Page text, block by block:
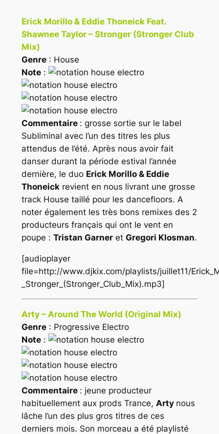
Erick Morillo & Eddie Thoneick Feat.
Shawnee Taylor – Stronger (Stronger Club
Mix)
Genre: House
Note:
Commentaire : grosse sortie sur le label
Subliminal avec l’un des titres les plus
attendus de l’été. Après nous avoir fait
danser durant la période estival l’année
dernière, le duo Erick Morillo & Eddie
Thoneickrevient en nous livrant une grosse
track House taillé pour les dancefloors. A
noter également les très bons remixes des 2
producteurs français qui ont le vent en
poupe : Tristan Garneret Gregori Klosman.
[audioplayer
file=http://www.djkix.com/playlists/juillet11/
_Stronger_(Stronger_Club_Mix).mp3]
Arty – Around The World (Original Mix)
Genre: Progressive Electro
Note:
Commentaire : jeune producteur
habituellement aux prods Trance, Arty nous
lâche l’un des plus gros titres de ces
derniers mois. Son morceau a été playlisté